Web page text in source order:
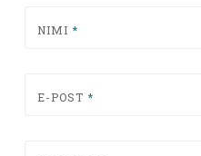
NIMI *
E-POST *